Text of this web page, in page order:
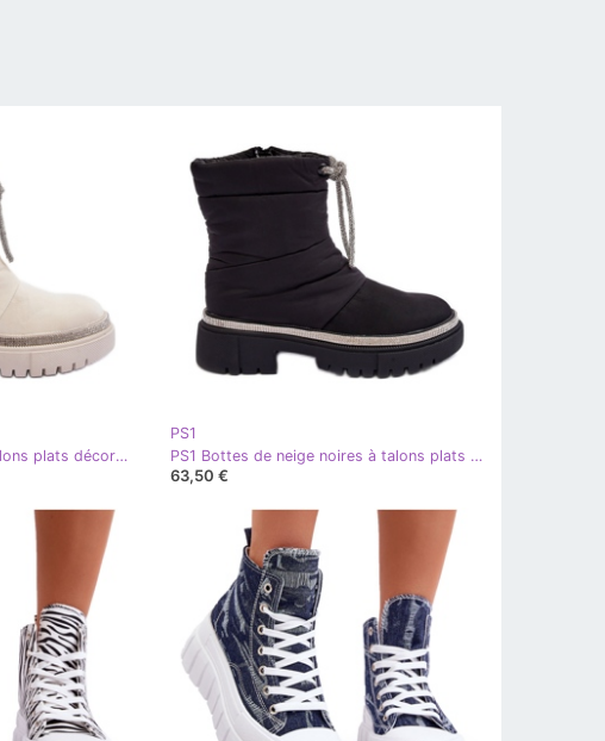
PS1 Bottes de neige à talons plats décorés Plotia beige clair
PS1
PS1 Bottes de neige noires à talons plats décorées Plotia
63,50 €